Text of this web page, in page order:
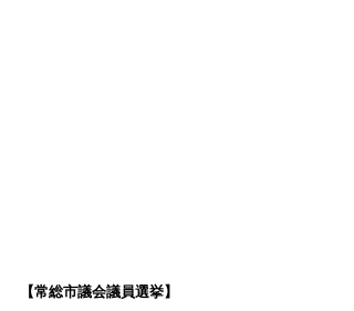
【常総市議会議員選挙】